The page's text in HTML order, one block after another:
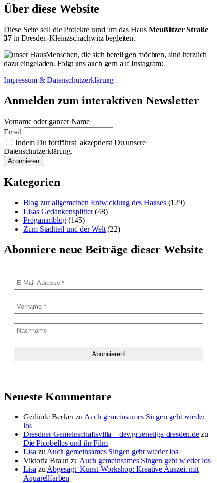
Über diese Website
Diese Seite soll die Projekte rund um das Haus Meußlitzer Straße
37 in Dresden-Kleinzschachwitz begleiten.
Menschen, die sich beteiligen möchten, sind herzlich
dazu eingeladen. Folgt uns auch gern auf Instagram:
Impressum & Datenschutzerklärung
Anmelden zum interaktiven Newsletter
Vorname oder ganzer Name
Email
Indem Du fortfährst, akzeptierst Du unsere
Datenschutzerklärung.
Kategorien
Blog zur allgemeinen Entwicklung des Hauses (129)
Lisas Gedankensplitter(48)
Progammblog (145)
Zum Stadtteil und der Welt (22)
Abonniere neue Beiträge dieser Website
Neueste Kommentare
Gerlinde BeckerzuAuch gemeinsames Singen geht wieder
los
Dresdner Gemeinschaftsvilla – dev.grueneliga-dresden.de zu
Die Picobellos und ihr Film
Lisa zuAuch gemeinsames Singen geht wieder los
Viktoria Braun zuAuch gemeinsames Singen geht wieder los
Lisa zuAbgesagt: Kunst-Workshop: Kreative Auszeit mit
Aquarellfarben